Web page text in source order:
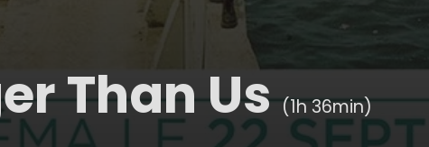
Than Us(1h 36min)